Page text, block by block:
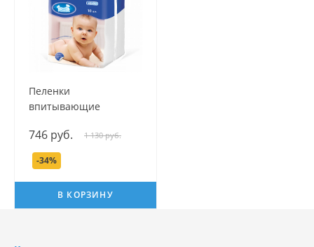
Пеленки
впитывающие
одноразовые серии
Наша Мама, 60х90 см,
10 шт.
746 руб. 1 130 руб.
-34%
В КОРЗИНУ